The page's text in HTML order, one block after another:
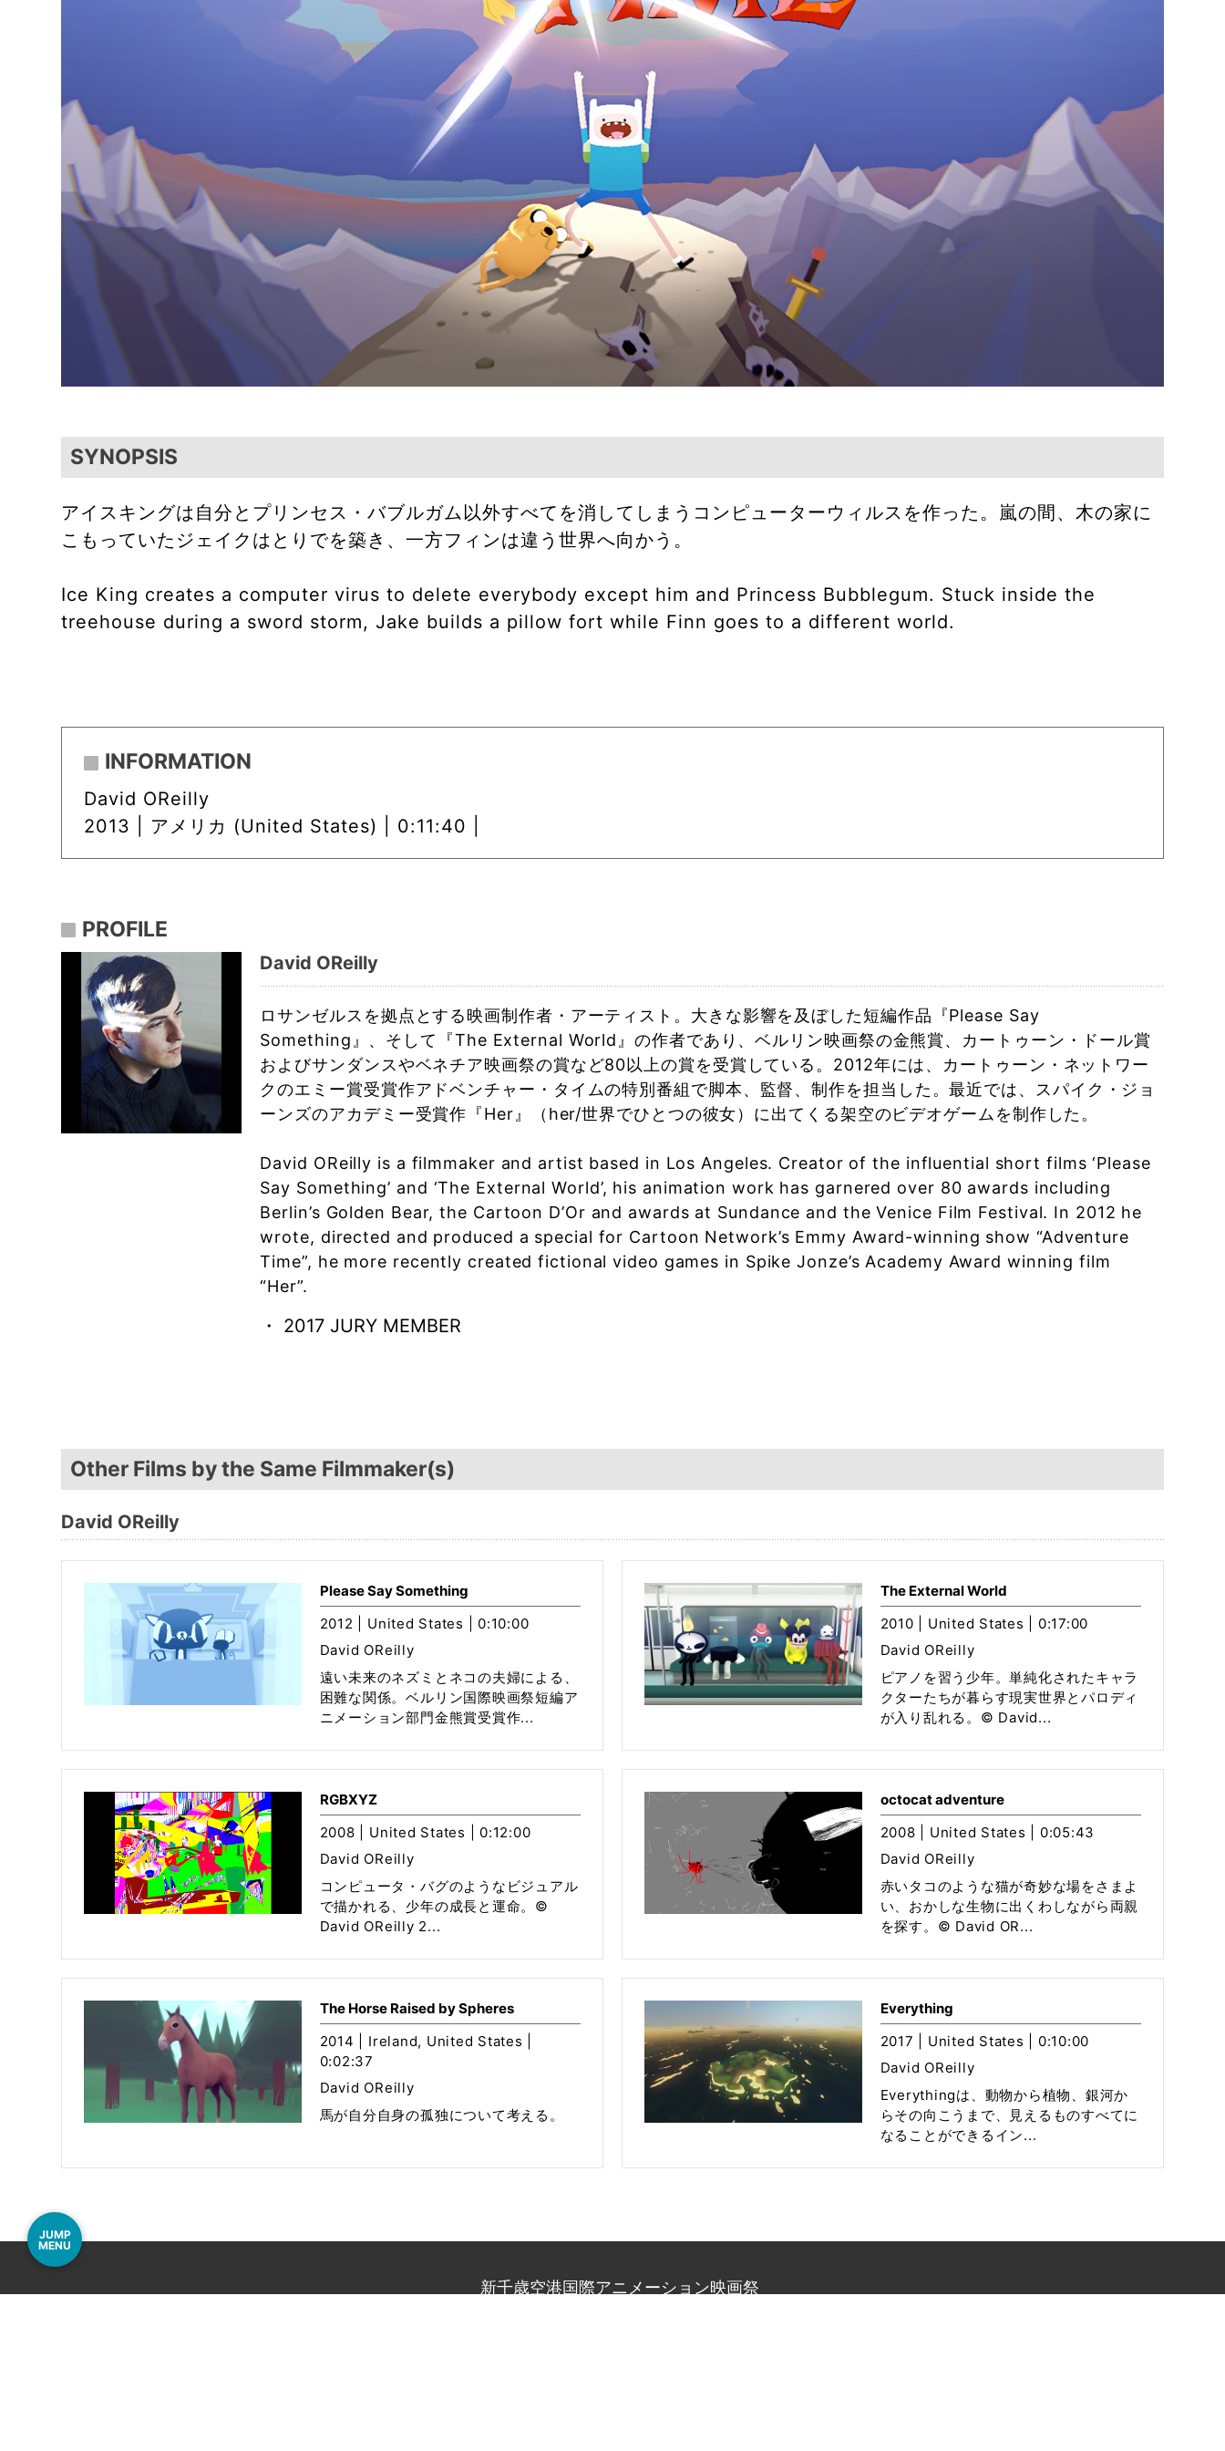
SYNOPSIS
アイスキングは自分とプリンセス・バブルガム以外すべてを消してしまうコンピューターウィルスを作った。嵐の間、木の家に
こもっていたジェイクはとりでを築き、一方フィンは違う世界へ向かう。
Ice King creates a computer virus to delete everybody except him and Princess Bubblegum. Stuck inside the
treehouse during a sword storm, Jake builds a pillow fort while Finn goes to a different world.
INFORMATION
David OReilly
2013 | アメリカ (United States) | 0:11:40 |
PROFILE
David OReilly
ロサンゼルスを拠点とする映画制作者・アーティスト。大きな影響を及ぼした短編作品『Please Say
Something』、そして『The External World』の作者であり、ベルリン映画祭の金熊賞、カートゥーン・ドール賞
およびサンダンスやベネチア映画祭の賞など80以上の賞を受賞している。2012年には、カートゥーン・ネットワー
クのエミー賞受賞作アドベンチャー・タイムの特別番組で脚本、監督、制作を担当した。最近では、スパイク・ジョ
ーンズのアカデミー受賞作『Her』（her/世界でひとつの彼女）に出てくる架空のビデオゲームを制作した。
David OReilly is a filmmaker and artist based in Los Angeles. Creator of the influential short films ‘Please
Say Something’ and ‘The External World’, his animation work has garnered over 80 awards including
Berlin’s Golden Bear, the Cartoon D’Or and awards at Sundance and the Venice Film Festival. In 2012 he
wrote, directed and produced a special for Cartoon Network’s Emmy Award-winning show “Adventure
Time”, he more recently created fictional video games in Spike Jonze’s Academy Award winning film
“Her”.
・ 2017 JURY MEMBER
Other Films by the Same Filmmaker(s)
David OReilly
Please Say Something
2012 | United States | 0:10:00
David OReilly
遠い未来のネズミとネコの夫婦による、
困難な関係。ベルリン国際映画祭短編ア
ニメーション部門金熊賞受賞作...
The External World
2010 | United States | 0:17:00
David OReilly
ピアノを習う少年。単純化されたキャラ
クターたちが暮らす現実世界とパロディ
が入り乱れる。© David...
RGBXYZ
2008 | United States | 0:12:00
David OReilly
コンピュータ・バグのようなビジュアル
で描かれる、少年の成長と運命。©
David OReilly 2...
octocat adventure
2008 | United States | 0:05:43
David OReilly
赤いタコのような猫が奇妙な場をさまよ
い、おかしな生物に出くわしながら両親
を探す。© David OR...
The Horse Raised by Spheres
2014 | Ireland, United States |
0:02:37
David OReilly
馬が自分自身の孤独について考える。
Everything
2017 | United States | 0:10:00
David OReilly
Everythingは、動物から植物、銀河か
らその向こうまで、見えるものすべてに
なることができるイン...
新千歳空港国際アニメーション映画祭
JUMP
MENU